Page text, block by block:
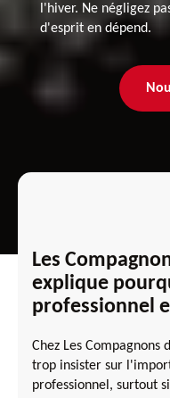
l'hiver. Ne négligez
d'esprit en dépend.
Les
explique
professionnel
Chez Les Compagnons
trop insister sur
professionnel, surtout